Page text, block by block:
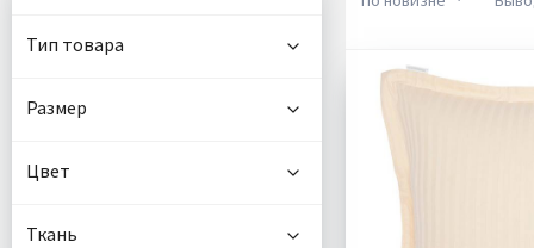
Тип товара
Размер
Цвет
Ткань